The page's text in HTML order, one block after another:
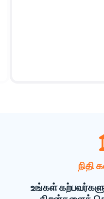
நிதி
உங்கள்